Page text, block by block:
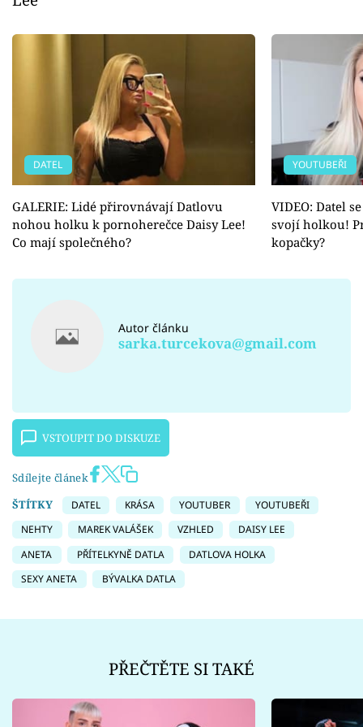
DATEL
GALERIE: Lidé přirovnávají Datlovu
nohou holku k pornoherečce Daisy Lee!
Co mají společného?
YOUTUBEŘI
VIDEO: Datel
svojí holkou!
kopačky?
Autor článku
sarka.turcekova@gmail.com
VSTOUPIT DO DISKUZE
Sdílejte článek
ŠTÍTKY
DATEL KRÁSA YOUTUBER
YOUTUBEŘI
NEHTY
MAREK VALÁŠEK VZHLED
DAISY LEE
ANETA
PŘÍTELKYNĚ DATLA
DATLOVA HOLKA
SEXY ANETA
BÝVALKA DATLA
PŘEČTĚTE SI TAKÉ